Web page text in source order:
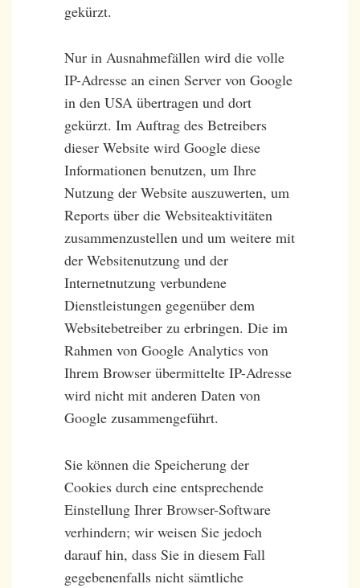
gekürzt.
Nur in Ausnahmefällen wird die volle
IP-Adresse an einen Server von Google
in den USA übertragen und dort
gekürzt. Im Auftrag des Betreibers
dieser Website wird Google diese
Informationen benutzen, um Ihre
Nutzung der Website auszuwerten, um
Reports über die Websiteaktivitäten
zusammenzustellen und um weitere mit
der Websitenutzung und der
Internetnutzung verbundene
Dienstleistungen gegenüber dem
Websitebetreiber zu erbringen. Die im
Rahmen von Google Analytics von
Ihrem Browser übermittelte IP-Adresse
wird nicht mit anderen Daten von
Google zusammengeführt.
Sie können die Speicherung der
Cookies durch eine entsprechende
Einstellung Ihrer Browser-Software
verhindern; wir weisen Sie jedoch
darauf hin, dass Sie in diesem Fall
gegebenenfalls nicht sämtliche